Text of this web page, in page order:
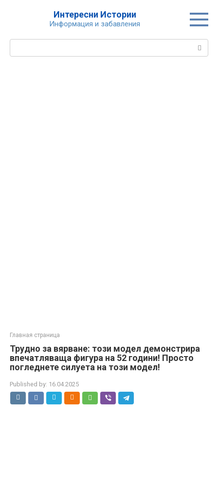
Интересни Истории
Информация и забавления
Search:
Главная страница
Трудно за вярване: този модел демонстрира
впечатляваща фигура на 52 години! Просто
погледнете силуета на този модел!
Published by: 16.04.2025